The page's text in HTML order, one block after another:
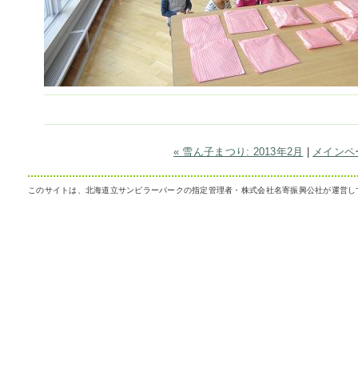
« 雪ん子まつり: 2013年2月 | メインペ
このサイトは、北海道立サンピラーパークの指定管理者・株式会社名寄振興公社が運営